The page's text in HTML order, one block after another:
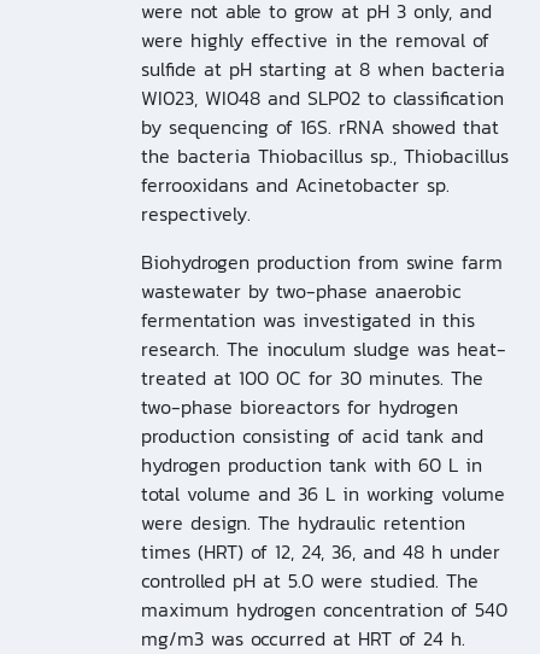
were not able to grow at pH 3 only, and
were highly effective in the removal of
sulfide at pH starting at 8 when bacteria
WI023, WI048 and SLP02 to classification
by sequencing of 16S. rRNA showed that
the bacteria Thiobacillus sp., Thiobacillus
ferrooxidans and Acinetobacter sp.
respectively.
Biohydrogen production from swine farm
wastewater by two-phase anaerobic
fermentation was investigated in this
research. The inoculum sludge was heat-
treated at 100 OC for 30 minutes. The
two-phase bioreactors for hydrogen
production consisting of acid tank and
hydrogen production tank with 60 L in
total volume and 36 L in working volume
were design. The hydraulic retention
times (HRT) of 12, 24, 36, and 48 h under
controlled pH at 5.0 were studied. The
maximum hydrogen concentration of 540
mg/m3 was occurred at HRT of 24 h.